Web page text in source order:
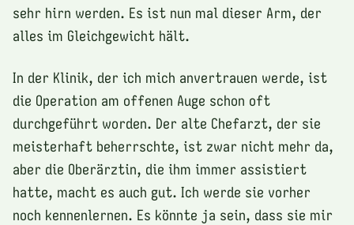
sehr hirn werden. Es ist nun mal dieser Arm, der
alles im Gleichgewicht hält.
In der Klinik, der ich mich anvertrauen werde, ist
die Operation am offenen Auge schon oft
durchgeführt worden. Der alte Chefarzt, der sie
meisterhaft beherrschte, ist zwar nicht mehr da,
aber die Oberärztin, die ihm immer assistiert
hatte, macht es auch gut. Ich werde sie vorher
noch kennenlernen. Es könnte ja sein, dass sie mir